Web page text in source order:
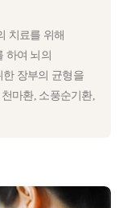
치료를 위해
하여 뇌의
장부의 균형을
마환, 소풍순기환,